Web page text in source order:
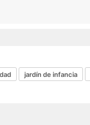
jardín de infancia